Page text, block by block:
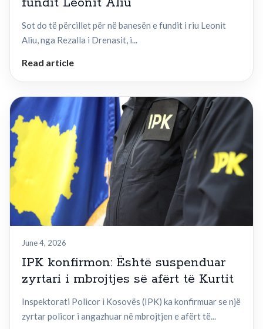
Sot do të përcillet për në banesën e fundit i riu Leonit
Aliu, nga Rezalla i Drenasit, i...
Read article
June 4, 2026
IPK konfirmon: Është suspenduar
zyrtari i mbrojtjes së afërt të Kurtit
Inspektorati Policor i Kosovës (IPK) ka konfirmuar se një
zyrtar policor i angazhuar në mbrojtjen e afërt të...